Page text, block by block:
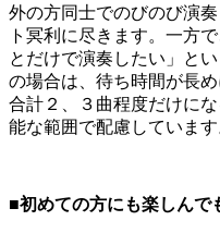
外の方同士でのびのび演
ト冥利に尽きます。一方
とだけで演奏したい」と
の場合は、待ち時間が長
合計２、３曲程度だけに
能な範囲で配慮しています
■初めての方にも楽しんで